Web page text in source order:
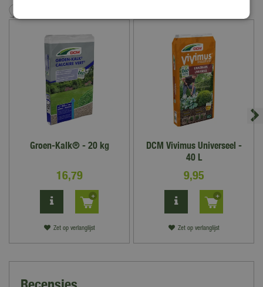
Groen-Kalk® - 20 kg
16,79
Zet op verlanglijst
DCM Vivimus Universeel -
40 L
9,95
Zet op verlanglijst